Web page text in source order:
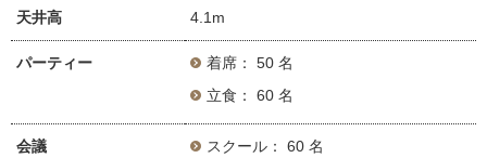
天井高 4.1m
パーティー
着席： 50 名
立食： 60 名
会議
スクール： 60 名